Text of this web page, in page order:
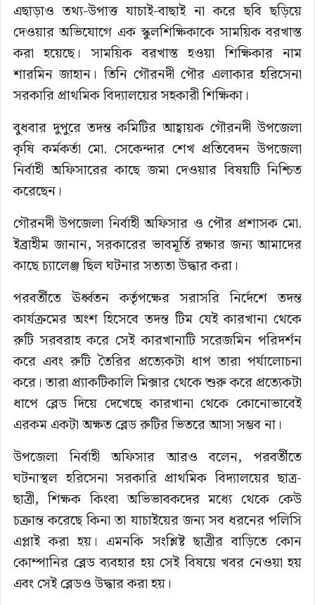
এছাড়াও তথ্য-উপাত্ত যাচাই-বাছাই না করে ছবি ছড়িয়ে
দেওয়ার অভিযোগে এক স্কুলশিক্ষিকাকে সাময়িক বরখাস্ত
করা হয়েছে। সাময়িক বরখাস্ত হওয়া শিক্ষিকার নাম
শারমিন জাহান। তিনি গৌরনদী পৌর এলাকার হরিসেনা
সরকারি প্রাথমিক বিদ্যালয়ের সহকারী শিক্ষিকা।
বুধবার দুপুরে তদন্ত কমিটির আহ্বায়ক গৌরনদী উপজেলা
কৃষি কর্মকর্তা মো. সেকেন্দার শেখ প্রতিবেদন উপজেলা
নির্বাহী অফিসারের কাছে জমা দেওয়ার বিষয়টি নিশ্চিত
করেছেন।
গৌরনদী উপজেলা নির্বাহী অফিসার ও পৌর প্রশাসক মো.
ইব্রাহীম জানান, সরকারের ভাবমূর্তি রক্ষার জন্য আমাদের
কাছে চ্যালেঞ্জ ছিল ঘটনার সত্যতা উদ্ধার করা।
পরবর্তীতে ঊর্ধ্বতন কর্তৃপক্ষের সরাসরি নির্দেশে তদন্ত
কার্যক্রমের অংশ হিসেবে তদন্ত টিম যেই কারখানা থেকে
রুটি সরবরাহ করে সেই কারখানাটি সরেজমিন পরিদর্শন
করে এবং রুটি তৈরির প্রত্যেকটা ধাপ তারা পর্যালোচনা
করে। তারা প্র্যাকটিকালি মিক্সার থেকে শুরু করে প্রত্যেকটা
ধাপে ব্লেড দিয়ে দেখেছে কারখানা থেকে কোনোভাবেই
এরকম একটা অক্ষত ব্লেড রুটির ভিতরে আসা সম্ভব না।
উপজেলা নির্বাহী অফিসার আরও বলেন, পরবর্তীতে
ঘটনাস্থল হরিসেনা সরকারি প্রাথমিক বিদ্যালয়ের ছাত্র-
ছাত্রী, শিক্ষক কিংবা অভিভাবকদের মধ্যে থেকে কেউ
চক্রান্ত করেছে কিনা তা যাচাইয়ের জন্য সব ধরনের পলিসি
এপ্লাই করা হয়। এমনকি সংশ্লিষ্ট ছাত্রীর বাড়িতে কোন
কোম্পানির ব্লেড ব্যবহার হয় সেই বিষয়ে খবর নেওয়া হয়
এবং সেই ব্লেডও উদ্ধার করা হয়।